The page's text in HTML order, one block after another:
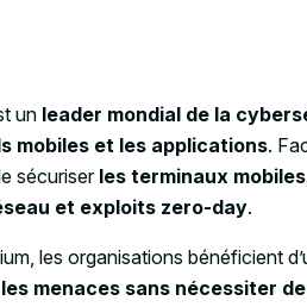
un leader mondial de la
mobiles et les applications.
sécuriser les terminaux
et exploits zero-day.
les organisations bénéficient
menaces sans nécessiter